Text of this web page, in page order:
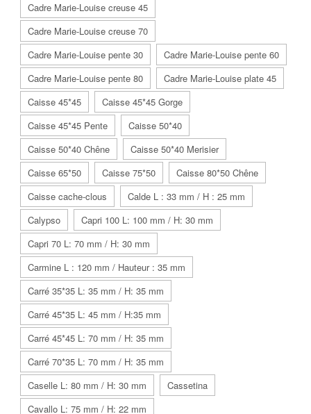
Cadre Marie-Louise creuse 45
Cadre Marie-Louise creuse 70
Cadre Marie-Louise pente 30
Cadre Marie-Louise pente 60
Cadre Marie-Louise pente 80
Cadre Marie-Louise plate 45
Caisse 45*45
Caisse 45*45 Gorge
Caisse 45*45 Pente
Caisse 50*40
Caisse 50*40 Chêne
Caisse 50*40 Merisier
Caisse 65*50
Caisse 75*50
Caisse 80*50 Chêne
Caisse cache-clous
Calde L : 33 mm / H : 25 mm
Calypso
Capri 100 L: 100 mm / H: 30 mm
Capri 70 L: 70 mm / H: 30 mm
Carmine L : 120 mm / Hauteur : 35 mm
Carré 35*35 L: 35 mm / H: 35 mm
Carré 45*35 L: 45 mm / H:35 mm
Carré 45*45 L: 70 mm / H: 35 mm
Carré 70*35 L: 70 mm / H: 35 mm
Caselle L: 80 mm / H: 30 mm
Cassetina
Cavallo L: 75 mm / H: 22 mm